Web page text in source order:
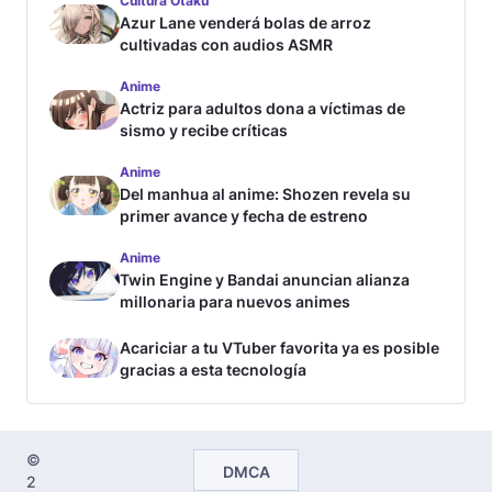
Azur Lane venderá bolas de arroz
cultivadas con audios ASMR
Anime
Actriz para adultos dona a víctimas de
sismo y recibe críticas
Anime
Del manhua al anime: Shozen revela su
primer avance y fecha de estreno
Anime
Twin Engine y Bandai anuncian alianza
millonaria para nuevos animes
Acariciar a tu VTuber favorita ya es posible
gracias a esta tecnología
©
2
DMCA